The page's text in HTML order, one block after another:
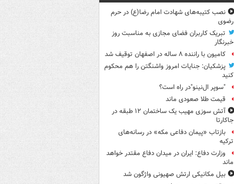
نصب کتیبه‌های شهادت امام رضا(ع) در حرم
رضوی
تبریک کاربران فضای مجازی به مناسبت روز
خبرنگار
کامیون با راننده ۸ ساله در اصفهان توقیف شد
پزشکیان: جنایات امروز واشنگتن را هم محکوم
کنید
"سوپر ال‌نینو"در راه است؟
قیمت طلا صعودی ماند
آتش سوزی مهیب یک ساختمان ۱۲ طبقه در
جاکارتا
بازتاب «پیمان دفاعی مکه» در رسانه‌های
ترکیه
وزارت دفاع: ایران در میدان دفاع مقتدر خواهد
ماند
بیل مکانیکی ارتش صهیونی واژگون شد